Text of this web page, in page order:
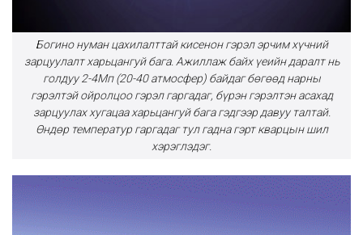
Богино нуман цахилалттай кисенон гэрэл эрчим хүчний
зарцуулалт харьцангуй бага. Ажиллаж байх үеийн даралт нь
голдуу 2-4Мп (20-40 атмосфер) байдаг бөгөөд нарны
гэрэлтэй ойролцоо гэрэл гаргадаг, бүрэн гэрэлтэн асахад
зарцуулах хугацаа харьцангуй бага гэдгээр давуу талтай.
Өндөр температур гаргадаг тул гадна гэрт кварцын шил
хэрэглэдэг.